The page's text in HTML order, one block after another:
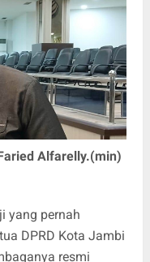
Alfarelly.(min)
yang pernah
DPRD Kota Jambi
resmi